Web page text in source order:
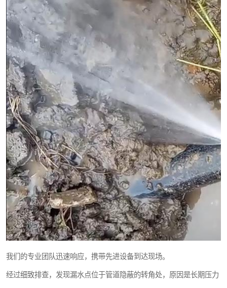
我们的专业团队迅速响应，携带先进设备到达现场。
经过细致排查，发现漏水点位于管道隐蔽的转角处，原因是长期压力